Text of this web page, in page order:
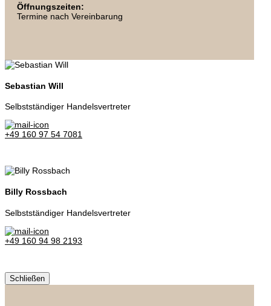
Öffnungszeiten:
Termine nach Vereinbarung
Sebastian Will
Selbstständiger Handelsvertreter
+49 160 97 54 7081
Billy Rossbach
Selbstständiger Handelsvertreter
+49 160 94 98 2193
Schließen